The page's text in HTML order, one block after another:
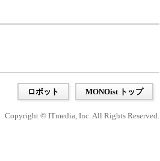
ロボット MONOist トップ
Copyright © ITmedia, Inc. All Rights Reserved.